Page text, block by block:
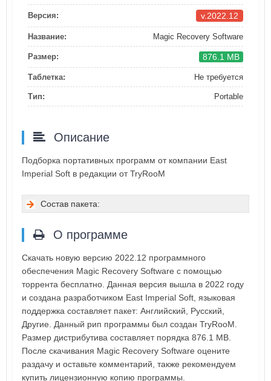
Версия: v.2022.12
Название: Magic Recovery Software
Размер: 876.1 MB
Таблетка: Не требуется
Тип: Portable
Описание
Подборка портативных программ от компании East
Imperial Soft в редакции от TryRooM
Состав пакета:
О программе
Скачать новую версию 2022.12 программного
обеспечения Magic Recovery Software с помощью
торрента бесплатно. Данная версия вышла в 2022 году
и создана разработчиком East Imperial Soft, языковая
поддержка составляет пакет: Английский, Русский,
Другие. Данный рип программы был создан TryRooM.
Размер дистрибутива составляет порядка 876.1 MB.
После скачивания Magic Recovery Software оцените
раздачу и оставьте комментарий, также рекомендуем
купить лицензионную копию программы.